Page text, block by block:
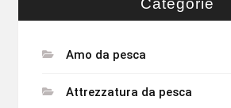
Categorie
Amo da pesca
Attrezzatura da pesca